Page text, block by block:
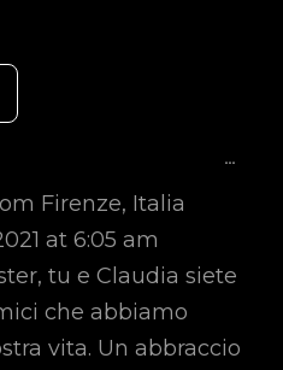
Firenze, Italia
at 6:05 am
tu e Claudia siete
che abbiamo
vita. Un abbraccio
...